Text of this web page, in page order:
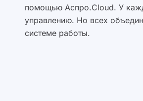
помощью Аспро.Cloud. У
управлению. Но всех
системе работы.